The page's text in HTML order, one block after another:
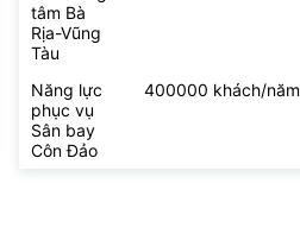
tâm Bà
Rịa-Vũng
Tàu
Năng lực
phục vụ
Sân bay
Côn Đảo
400000 khách/năm